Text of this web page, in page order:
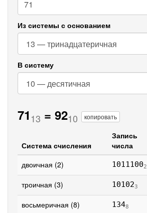
Из системы с основанием
В систему
71 13 = 9210 копировать
Система счисления
Запись
числа
двоичная (2)
10111002
троичная (3) 101023
восьмеричная (8) 1348